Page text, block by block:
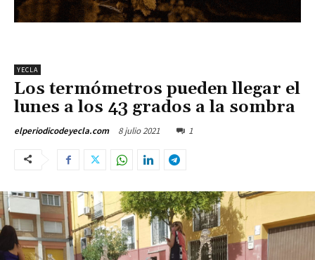
YECLA
Los termómetros pueden llegar el
lunes a los 43 grados a la sombra
elperiodicodeyecla.com 8 julio 2021 1